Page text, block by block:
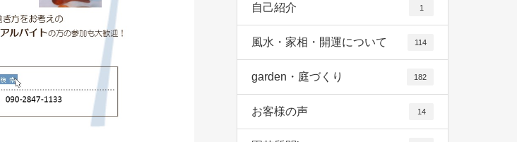
自己紹介 1
風水・家相・開運について 114
garden・庭づくり 182
お客様の声 14